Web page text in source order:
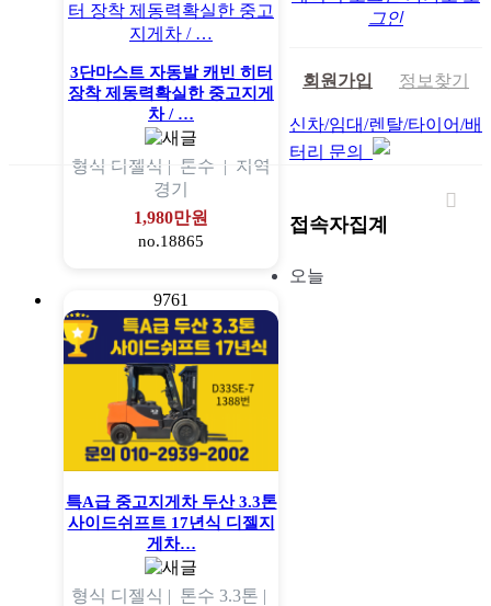
3단마스트 자동발 캐빈 히터
장착 제동력확실한 중고지게
차 / …
형식 디젤식 | 톤수 | 지역
경기
1,980만원
no.18865
9761
특A급 중고지게차 두산 3.3톤
사이드쉬프트 17년식 디젤지
게차…
형식 디젤식 | 톤수 3.3톤 |
그인
회원가입 정보찾기
신차/임대/렌탈/타이어/배
터리 문의
접속자집계
오늘